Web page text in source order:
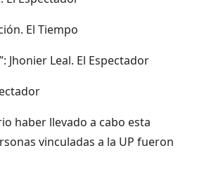
El Tiempo
Leal. El Espectador
haber llevado a cabo esta
vinculadas a la UP fueron